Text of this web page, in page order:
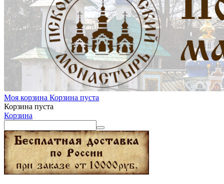
Моя корзина Корзина пуста
Корзина пуста
Корзина